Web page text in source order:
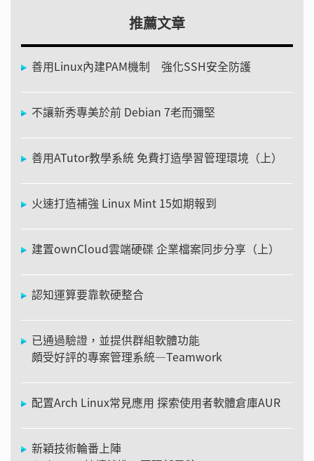
推薦文章
善用Linux內建PAM機制 強化SSH安全防護
不讓新秀專美於前 Debian 7老而彌堅
善用ATutor教學系統 免費打造學習管理環境（上）
火速打造補強 Linux Mint 15如期報到
建置ownCloud雲端硬碟 企業檔案同步分享（上）
認知運算要靠軟硬整合
已通過驗證，並提供群組軟體功能
頗受好評的專案管理系統—Teamwork
配置Arch Linux常見應用 探索使用者軟體倉庫AUR
新穎技術輪番上陣